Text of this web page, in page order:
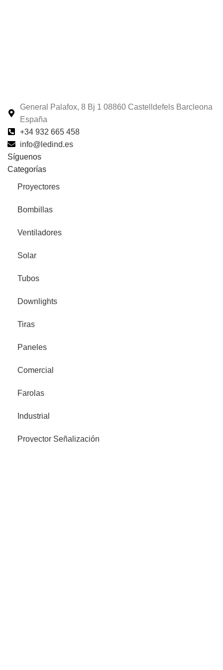
General Palafox, 8 Bj 1 08860 Castelldefels Barcleona
España
+34 932 665 458‬
info@ledind.es
Síguenos
Categorías
Proyectores
Bombillas
Ventiladores
Solar
Tubos
Downlights
Tiras
Paneles
Comercial
Farolas
Industrial
Proyector Señalización